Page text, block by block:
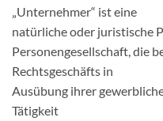
„Unternehmer“ ist eine
natürliche oder juristische
Personengesellschaft, die
Rechtsgeschäfts in
Ausübung ihrer
Tätigkeit